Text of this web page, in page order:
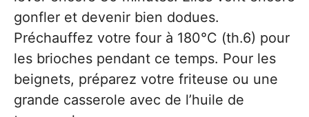
gonfler et devenir bien dodues.
Préchauffez votre four à 180°C (th.6) pour
les brioches pendant ce temps. Pour les
beignets, préparez votre friteuse ou une
grande casserole avec de l’huile de